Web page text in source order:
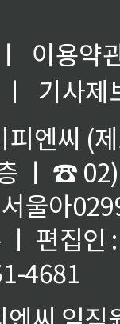
ㅣ
이용약
ㅣ
기사제
엔씨 (
ㅣ ☎
울아
ㅣ 편집인
4681